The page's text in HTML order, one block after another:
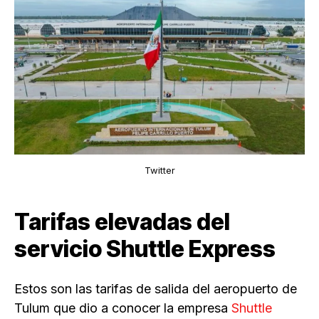
Twitter
Tarifas elevadas del
servicio Shuttle Express
Estos son las tarifas de salida del aeropuerto de
Tulum que dio a conocer la empresa Shuttle